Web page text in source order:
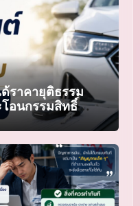
ราคายุติธรรม
อนกรรมสิทธิ์